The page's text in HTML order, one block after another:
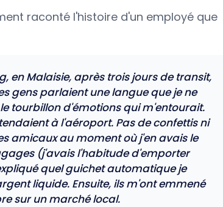
raconté l'histoire d'un employé que
en Malaisie, après trois jours de transit,
gens parlaient une langue que je ne
tourbillon d'émotions qui m'entourait.
à l'aéroport. Pas de confettis ni
amicaux au moment où j'en avais le
(j'avais l'habitude d'emporter
quel guichet automatique je
liquide. Ensuite, ils m'ont emmené
sur un marché local.